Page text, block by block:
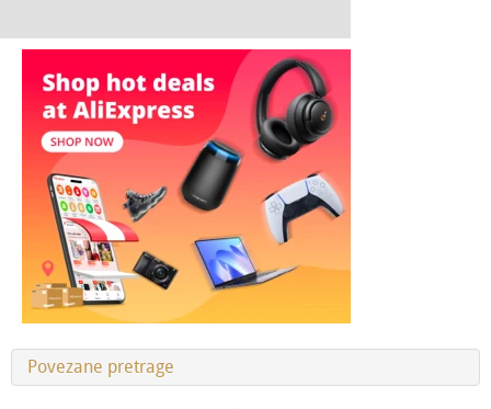
Povezane pretrage